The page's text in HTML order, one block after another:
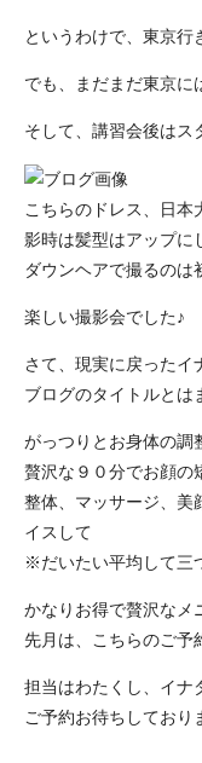
というわけで、東京行
でも、まだまだ東京に
そして、講習会後はス
こちらのドレス、日本
影時は髪型はアップに
ダウンヘアで撮るのは
楽しい撮影会でした♪
さて、現実に戻ったイ
ブログのタイトルとは
がっつりとお身体の調
贅沢な９０分でお顔の
整体、マッサージ、美
イスして
※だいたい平均して三
かなりお得で贅沢なメ
先月は、こちらのご予
担当はわたくし、イナ
ご予約お待ちしており